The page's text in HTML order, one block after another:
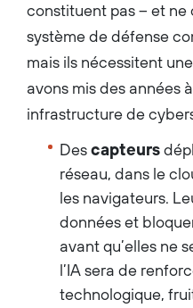
constituent pas – et ne
système de défense
mais ils nécessitent
avons mis des années
infrastructure de
Descapteurs
réseau, dans le
les navigateurs.
données et
avant qu’elles ne
l’IA sera de
technologique,